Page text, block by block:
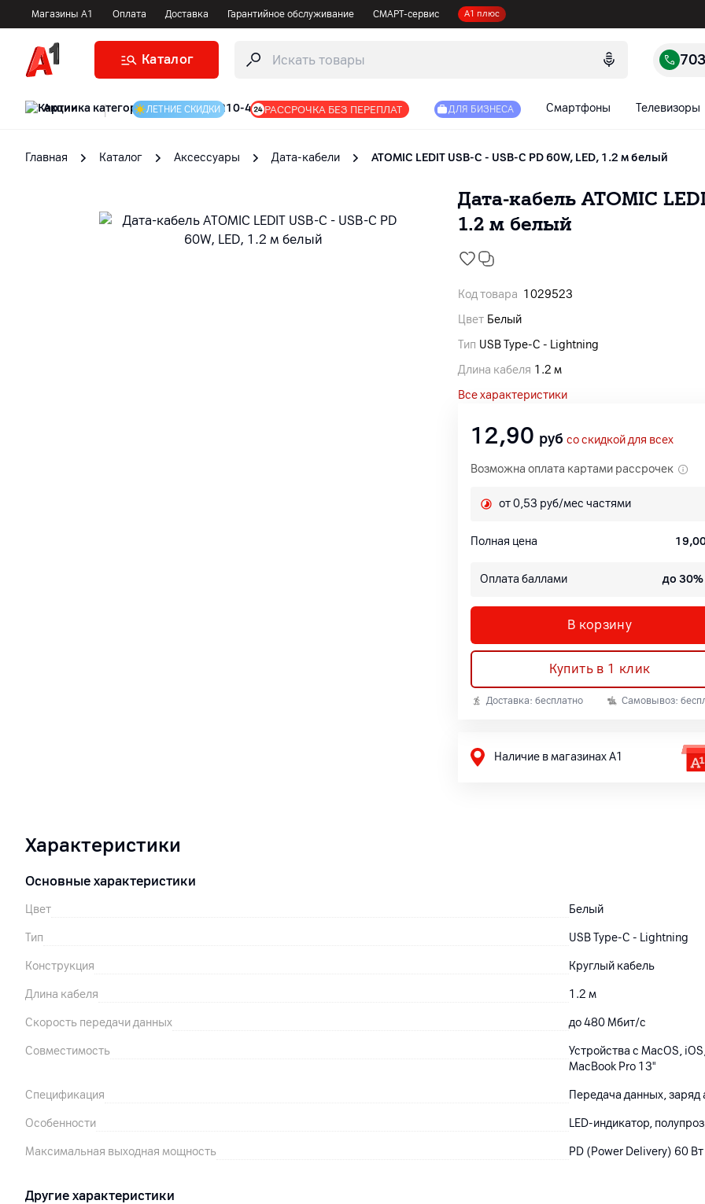
Магазины А1 Оплата Доставка Гарантийное обслуживание СМАРТ-сервис А1 плюс
Каталог
Акции | ЛЕТНИЕ СКИДКИ РАССРОЧКА БЕЗ ПЕРЕПЛАТ ДЛЯ БИЗНЕСА Смартфоны Телевизоры
Главная Каталог Аксессуары Дата-кабели ATOMIC LEDIT USB-C - USB-C PD 60W, LED, 1.2 м белый
Дата-кабель ATOMIC
1.2 м белый
Код товара 1029523
Цвет Белый
Тип USB Type-C - Lightning
Длина кабеля 1.2 м
Все характеристики
12,90 руб со скидкой для всех
Возможна оплата картами рассрочек
от 0,53 руб/мес частями
Полная цена
Оплата баллами до 30%
В корзину
Купить в 1 клик
Доставка: бесплатно Самовывоз:
Наличие в магазинах А1
Характеристики
Основные характеристики
Цвет Белый
Тип USB Type-C - Lightning
Конструкция Круглый кабель
Длина кабеля 1.2 м
Скорость передачи данных до 480 Мбит/с
Совместимость
Устройства c MacOS,
MacBook Pro 13"
Спецификация Передача данных, заряд
Особенности LED-индикатор,
Максимальная выходная мощность PD (Power Delivery) 60 Вт
Другие характеристики